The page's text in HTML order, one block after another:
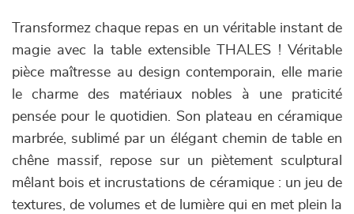
Transformez chaque repas en un véritable instant de
magie avec la table extensible THALES ! Véritable
pièce maîtresse au design contemporain, elle marie
le charme des matériaux nobles à une praticité
pensée pour le quotidien. Son plateau en céramique
marbrée, sublimé par un élégant chemin de table en
chêne massif, repose sur un piètement sculptural
mêlant bois et incrustations de céramique : un jeu de
textures, de volumes et de lumière qui en met plein la